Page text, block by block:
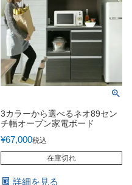
3カラーから選べるネオ89セン
チ幅オープン家電ボード
¥67,000税込
在庫切れ
詳細を見る